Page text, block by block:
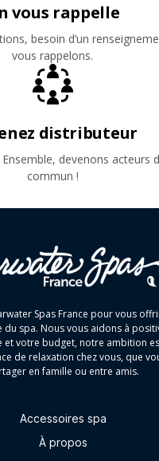
vous rappelle
besoin d’un
vous rappelons.
distributeur
devenons acteurs
commun !
Spas France pour vous
du spa. Nous vous aidons à
et votre budget, notre ambition
de relaxation chez vous, que
en famille ou entre amis.
Accessoires spa
À propos